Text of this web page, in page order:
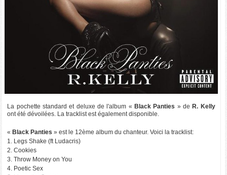
La pochette standard et deluxe de l'album « Black Panties » de R. Kelly
ont été dévoilées. La tracklist est également disponible.
« Black Panties » est le 12ème album du chanteur. Voici la tracklist:
1. Legs Shake (ft Ludacris)
2. Cookies
3. Throw Money on You
4. Poetic Sex